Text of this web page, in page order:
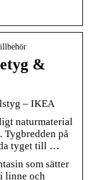
&
– IKEA
naturmaterial
Tygbredden på
tyget till …
som sätter
linne och